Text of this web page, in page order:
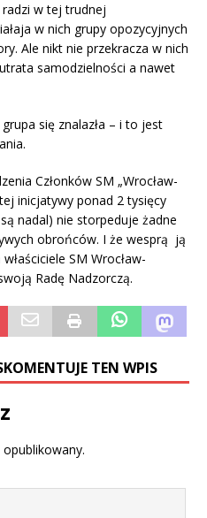
w tej trudnej
w nich grupy opozycyjnych
Ale nikt nie przekracza w nich
samodzielności a nawet
się znalazła – i to jest
Członków SM „Wrocław-
inicjatywy ponad 2 tysięcy
nadal) nie storpeduje żadne
obrońców. I że wesprą ją
SM Wrocław-
Radę Nadzorczą.
TEN WPIS